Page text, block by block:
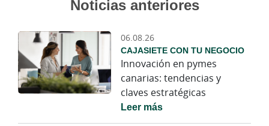
Noticias anteriores
06.08.26
CAJASIETE CON TU NEGOCIO
Innovación en pymes
canarias: tendencias y
claves estratégicas
Leer más